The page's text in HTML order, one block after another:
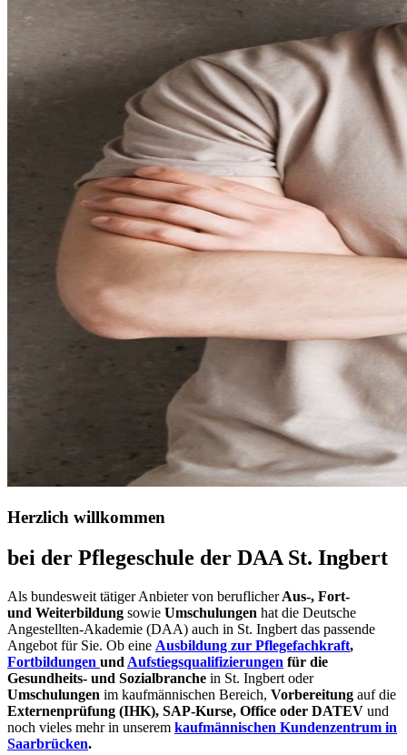
Herzlich willkommen
bei der Pflegeschule der DAA St. Ingbert
Als bundesweit tätiger Anbieter von beruflicherAus-, Fort-
und Weiterbildung sowie Umschulungen hat die Deutsche
Angestellten-Akademie (DAA) auch in St. Ingbert das passende
Angebot für Sie. Ob eine Ausbildung zur Pflegefachkraft,
Fortbildungen und Aufstiegsqualifizierungen für die
Gesundheits- und Sozialbranche in St. Ingbert oder
Umschulungen im kaufmännischen Bereich, Vorbereitung auf die
Externenprüfung (IHK), SAP-Kurse, Office oder DATEV und
noch vieles mehr in unserem kaufmännischen Kundenzentrum in
Saarbrücken.